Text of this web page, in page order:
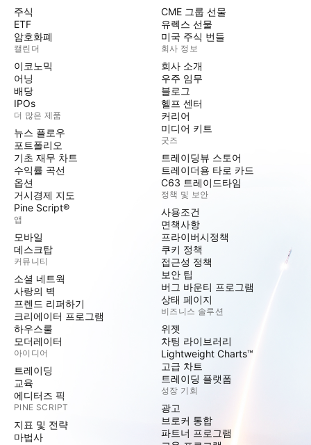
주식
ETF
암호화폐
캘린더
이코노믹
어닝
배당
IPOs
더 많은 제품
뉴스 플로우
포트폴리오
기초 재무 차트
수익률 곡선
옵션
거시경제 지도
Pine Script®
앱
모바일
데스크탑
커뮤니티
소셜 네트웍
사랑의 벽
프렌드 리퍼하기
크리에이터 프로그램
하우스룰
모더레이터
아이디어
트레이딩
교육
에디터즈 픽
PINE SCRIPT
지표 및 전략
마법사
CME 그룹 선물
유렉스 선물
미국 주식 번들
회사 정보
회사 소개
우주 임무
블로그
헬프 센터
커리어
미디어 키트
굿즈
트레이딩뷰 스토어
트레이더용 타로 카드
C63 트레이드타임
정책 및 보안
사용조건
면책사항
프라이버시정책
쿠키 정책
접근성 정책
보안 팁
버그 바운티 프로그램
상태 페이지
비즈니스 솔루션
위젯
차팅 라이브러리
Lightweight Charts™
고급 차트
트레이딩 플랫폼
성장 기회
광고
브로커 통합
파트너 프로그램